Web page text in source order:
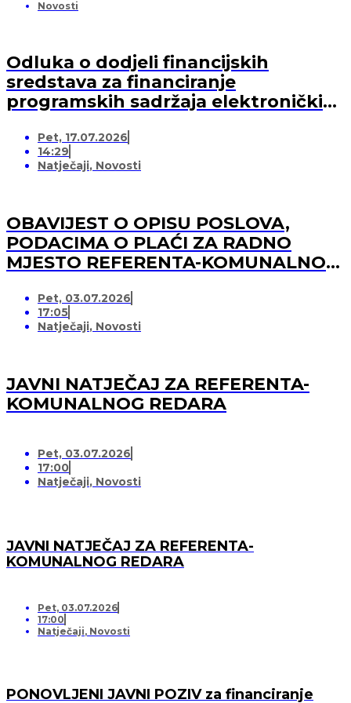
Novosti
Odluka o dodjeli financijskih
sredstava za financiranje
programskih sadržaja elektroničkih
medijskih usluga)
Pet, 17.07.2026
14:29
Natječaji, Novosti
OBAVIJEST O OPISU POSLOVA,
PODACIMA O PLAĆI ZA RADNO
MJESTO REFERENTA-KOMUNALNOG
Pet, 03.07.2026
17:05
Natječaji, Novosti
JAVNI NATJEČAJ ZA REFERENTA-
KOMUNALNOG REDARA
Pet, 03.07.2026
17:00
Natječaji, Novosti
JAVNI NATJEČAJ ZA REFERENTA-
KOMUNALNOG REDARA
Pet, 03.07.2026
17:00
Natječaji, Novosti
PONOVLJENI JAVNI POZIV za financiranje